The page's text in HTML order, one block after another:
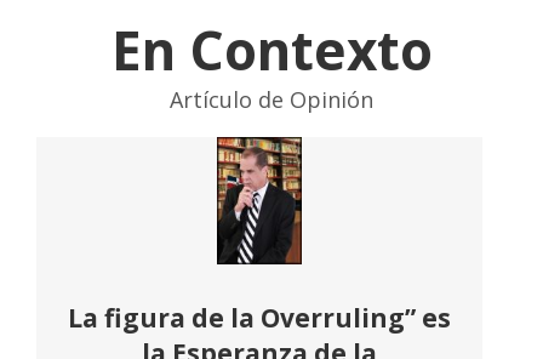
En Contexto
Artículo de Opinión
La figura de la Overruling” es